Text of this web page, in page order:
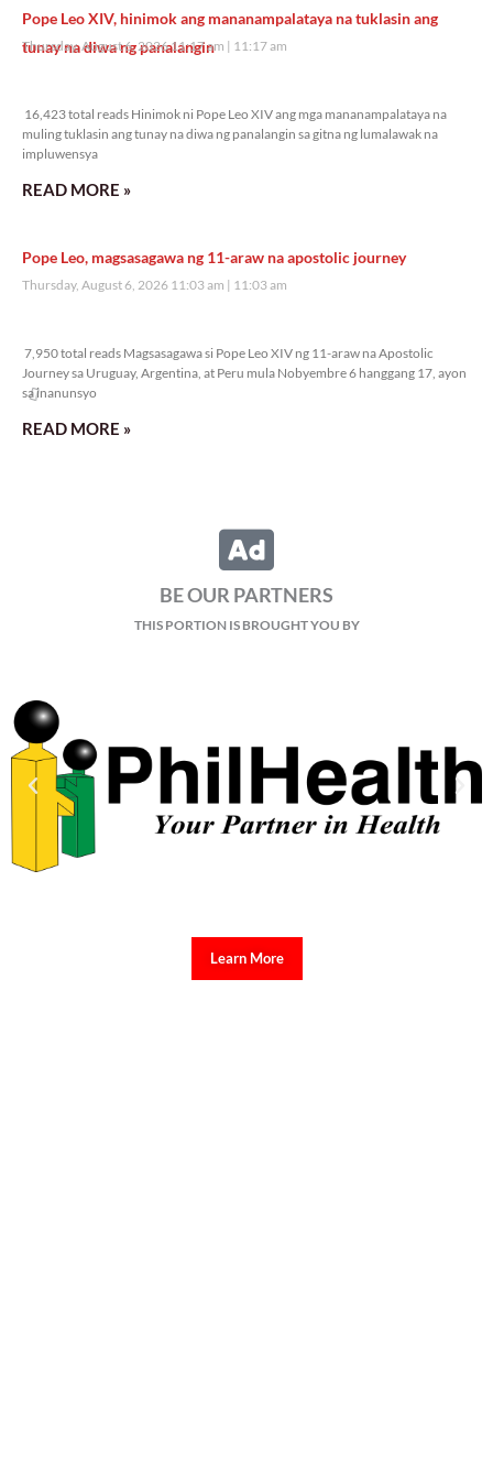
Pope Leo XIV, hinimok ang mananampalataya na tuklasin ang
tunay na diwa ng panalangin
Thursday, August 6, 2026 11:17 am 11:17 am
16,423 total reads Hinimok ni Pope Leo XIV ang mga mananampalataya na
muling tuklasin ang tunay na diwa ng panalangin sa gitna ng lumalawak na
impluwensya
READ MORE »
Pope Leo, magsasagawa ng 11-araw na apostolic journey
Thursday, August 6, 2026 11:03 am 11:03 am
7,950 total reads Magsasagawa si Pope Leo XIV ng 11-araw na Apostolic
Journey sa Uruguay, Argentina, at Peru mula Nobyembre 6 hanggang 17, ayon
sa inanunsyo
READ MORE »
BE OUR PARTNERS
THIS PORTION IS BROUGHT YOU BY
Learn More